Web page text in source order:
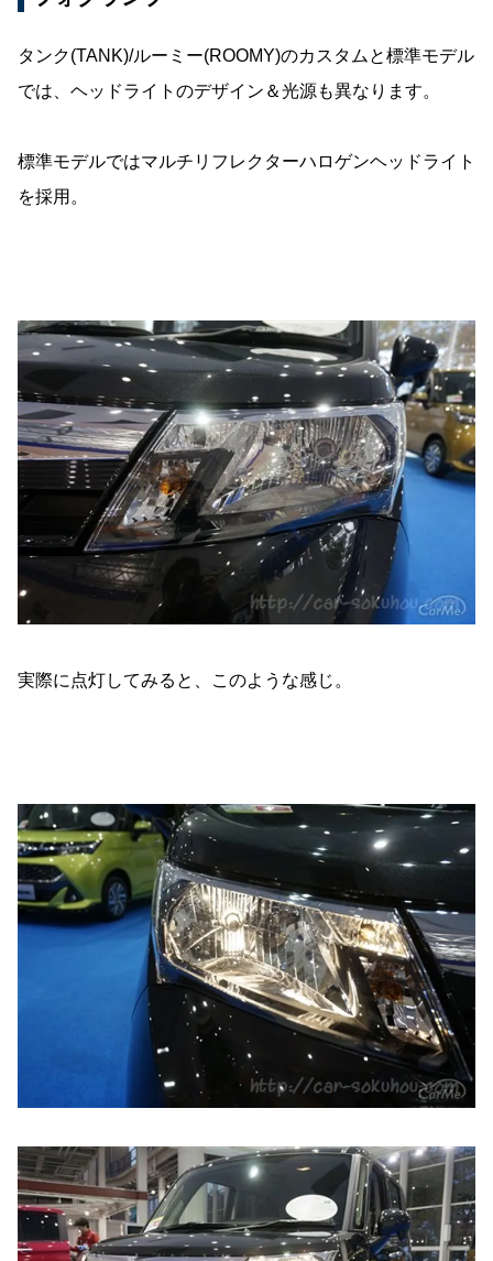
タンク(TANK)/ルーミー(ROOMY)のカスタムと標準モデル
では、ヘッドライトのデザイン＆光源も異なります。
標準モデルではマルチリフレクターハロゲンヘッドライト
を採用。
実際に点灯してみると、このような感じ。